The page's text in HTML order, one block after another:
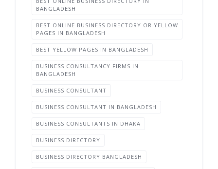
BANGLADESH
BEST ONLINE BUSINESS DIRECTORY OR YELLOW
PAGES IN BANGLADESH
BEST YELLOW PAGES IN BANGLADESH
BUSINESS CONSULTANCY FIRMS IN
BANGLADESH
BUSINESS CONSULTANT
BUSINESS CONSULTANT IN BANGLADESH
BUSINESS CONSULTANTS IN DHAKA
BUSINESS DIRECTORY
BUSINESS DIRECTORY BANGLADESH